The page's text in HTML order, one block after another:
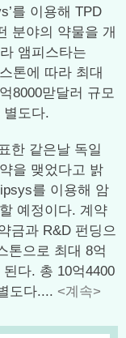
를 이용해 TPD
분야의 약물을 개
앰피스타는
톤에 따라 최대
8000맏달러 규모
별도다.
한 같은날 독일
을 맺었다고 밝
를 이용해 암
예정이다. 계약
금과 R&D 펀딩으
톤으로 최대 8억
다. 총 10억4400
도다.... <계속>